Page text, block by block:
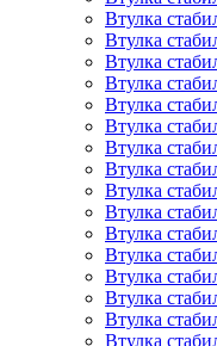
Втулка
Втулка
Втулка
Втулка
Втулка
Втулка
Втулка
Втулка
Втулка
Втулка
Втулка
Втулка
Втулка
Втулка
Втулка
Втулка